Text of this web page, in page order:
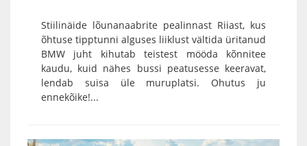
Stiilinäide lõunanaabrite pealinnast Riiast, kus
õhtuse tipptunni alguses liiklust vältida üritanud
BMW juht kihutab teistest mööda kõnnitee
kaudu, kuid nähes bussi peatusesse keeravat,
lendab suisa üle muruplatsi. Ohutus ju
ennekõike!...